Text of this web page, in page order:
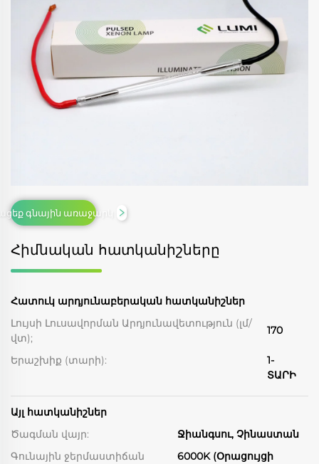
Հիմնական հատկանիշները
Հատուկ արդյունաբերական հատկանիշներ
Լույսի Լուսավորման Արդյունավետություն (լմ/
վտ);
170
Երաշխիք (տարի):
1-
ՏԱՐԻ
Այլ հատկանիշներ
Ծագման վայր:
Ջիանգսու, Չինաստան
Գունային ջերմաստիճան
6000K (Օրացույցի
գնային առաջարկ